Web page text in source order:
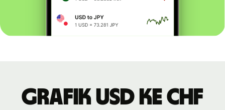
Grafik USD ke CHF